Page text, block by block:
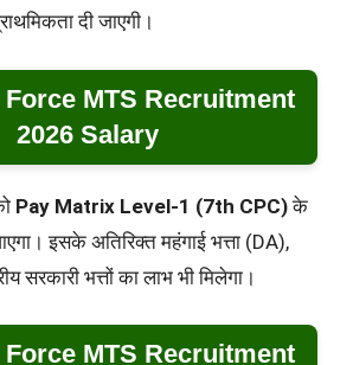
दी जाएगी।
MTS Recruitment
2026 Salary
Pay Matrix Level-1 (7th CPC)के
इसके अतिरिक्त महंगाई भत्ता (DA),
सरकारी भत्तों का लाभ भी मिलेगा।
MTS Recruitment